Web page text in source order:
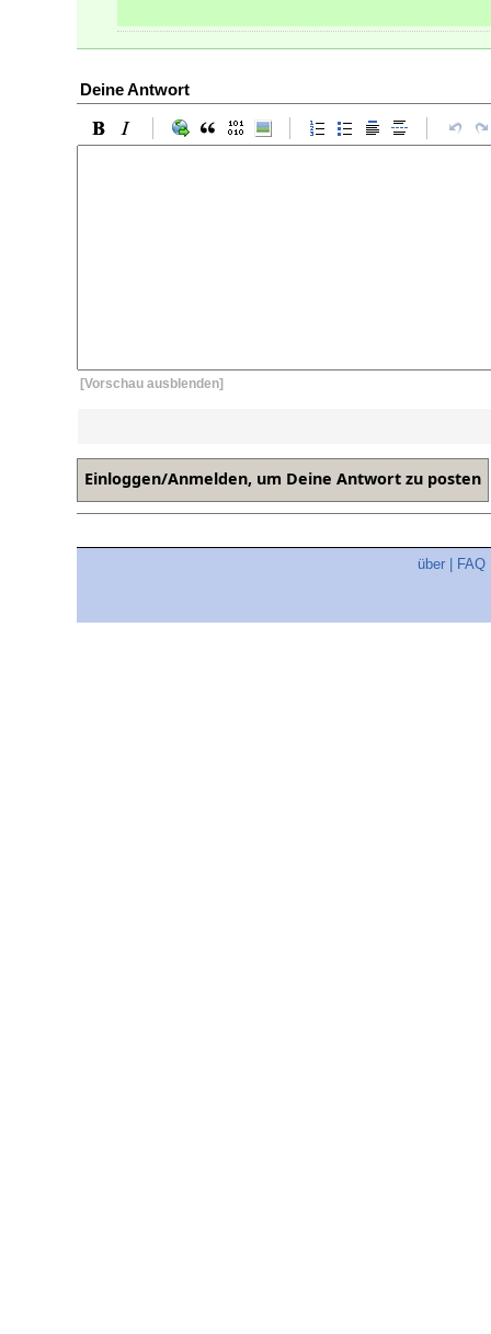
Deine Antwort
[Vorschau ausblenden]
über FAQ